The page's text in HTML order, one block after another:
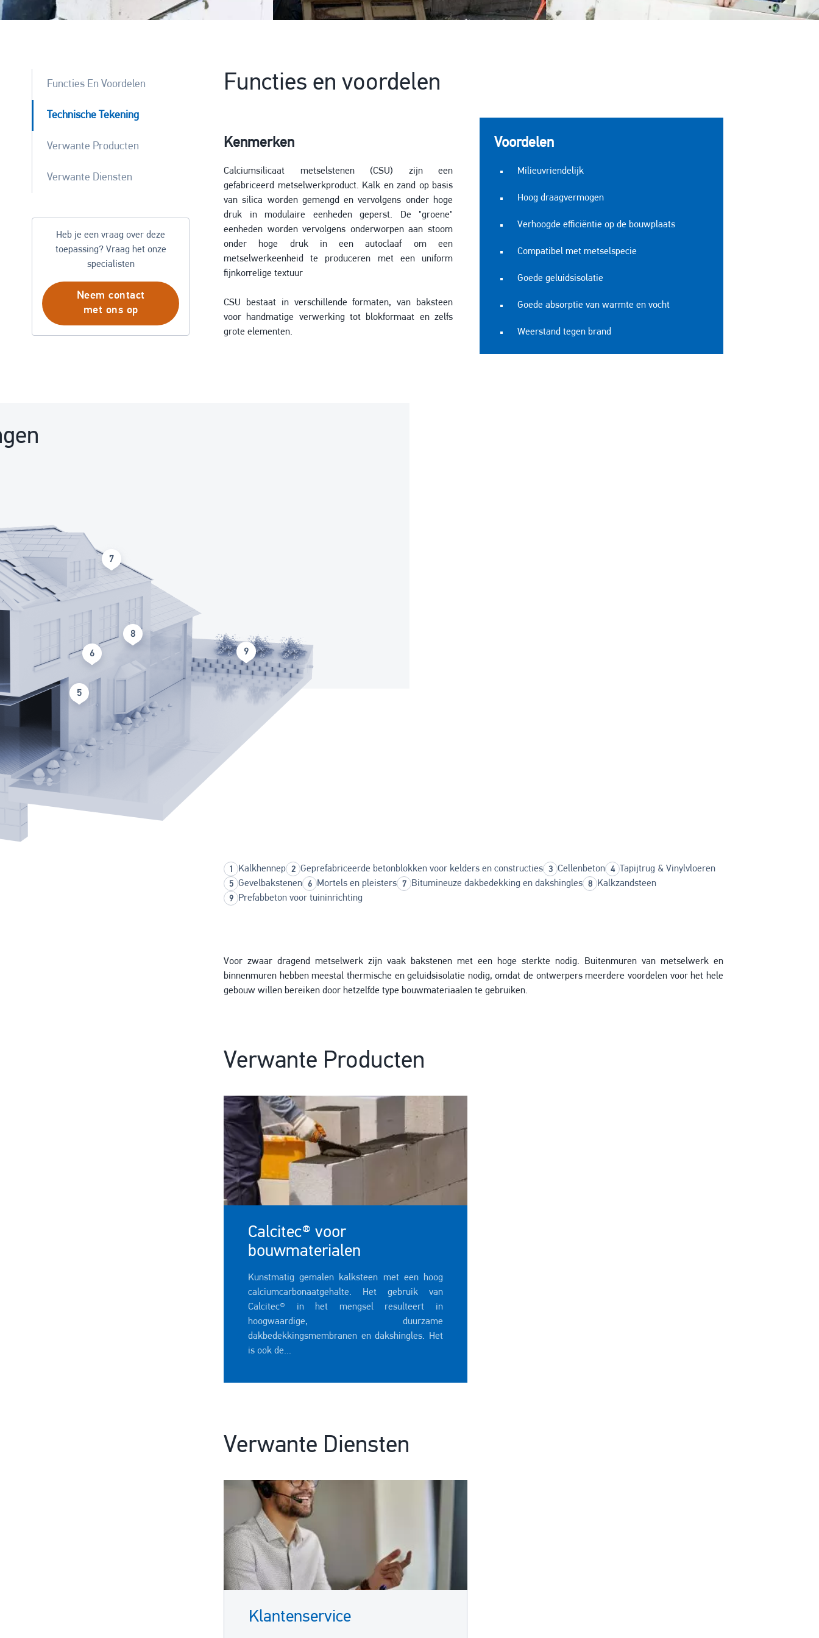
Functies En Voordelen
Technische Tekening
Verwante Producten
Verwante Diensten
Heb je een vraag over deze
toepassing? Vraag het onze
specialisten
Neem contact
met ons op
Functies en voordelen
Kenmerken
Calciumsilicaat metselstenen (CSU) zijn een
gefabriceerd metselwerkproduct. Kalk en zand op basis
van silica worden gemengd en vervolgens onder hoge
druk in modulaire eenheden geperst. De "groene"
eenheden worden vervolgens onderworpen aan stoom
onder hoge druk in een autoclaaf om een
metselwerkeenheid te produceren met een uniform
fijnkorrelige textuur
CSU bestaat in verschillende formaten, van baksteen
voor handmatige verwerking tot blokformaat en zelfs
grote elementen.
Voordelen
Milieuvriendelijk
Hoog draagvermogen
Verhoogde efficiëntie op de bouwplaats
Compatibel met metselspecie
Goede geluidsisolatie
Goede absorptie van warmte en vocht
Weerstand tegen brand
Kalkhennep Geprefabriceerde betonblokken voor kelders en constructies Cellenbeton
Tapijtrug & Vinylvloeren
Gevelbakstenen
Mortels en pleisters Bitumineuze dakbedekking en dakshingles
Kalkzandsteen
Prefabbeton voor tuininrichting
Voor zwaar dragend metselwerk zijn vaak bakstenen met een hoge sterkte nodig. Buitenmuren van metselwerk en
binnenmuren hebben meestal thermische en geluidsisolatie nodig, omdat de ontwerpers meerdere voordelen voor het hele
gebouw willen bereiken door hetzelfde type bouwmateriaalen te gebruiken.
Verwante Producten
Calcitec® voor
bouwmaterialen
Kunstmatig gemalen kalksteen met een hoog
calciumcarbonaatgehalte. Het gebruik van
Calcitec® in het mengsel resulteert in
hoogwaardige, duurzame
dakbedekkingsmembranen en dakshingles. Het
is ook de...
Verwante Diensten
Klantenservice